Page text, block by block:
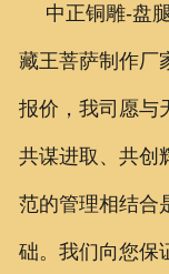
中正铜雕-盘
藏王菩萨制作厂
报价 ，我司愿
共谋进取、共创
范的管理相结合
础。我们向您保